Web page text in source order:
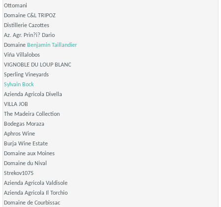
Ottomani
Domaine C&L TRIPOZ
Distillerie Cazottes
Az. Agr. Prin?i? Dario
Domaine Benjamin Taillandier
Viña Villalobos
VIGNOBLE DU LOUP BLANC
Sperling Vineyards
Sylvain Bock
Azienda Agricola Divella
VILLA JOB
The Madeira Collection
Bodegas Moraza
Aphros Wine
Burja Wine Estate
Domaine aux Moines
Domaine du Nival
Strekov1075
Azienda Agricola Valdisole
Azienda Agricola Il Torchio
Domaine de Courbissac